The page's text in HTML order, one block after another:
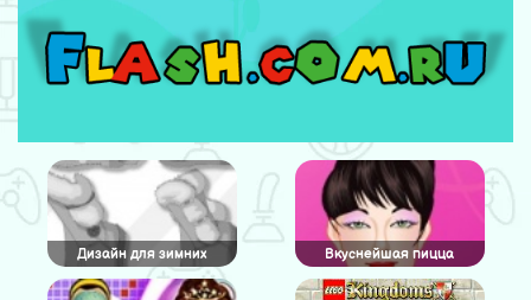
Дизайн для зимних
сапожек
Вкуснейшая пицца